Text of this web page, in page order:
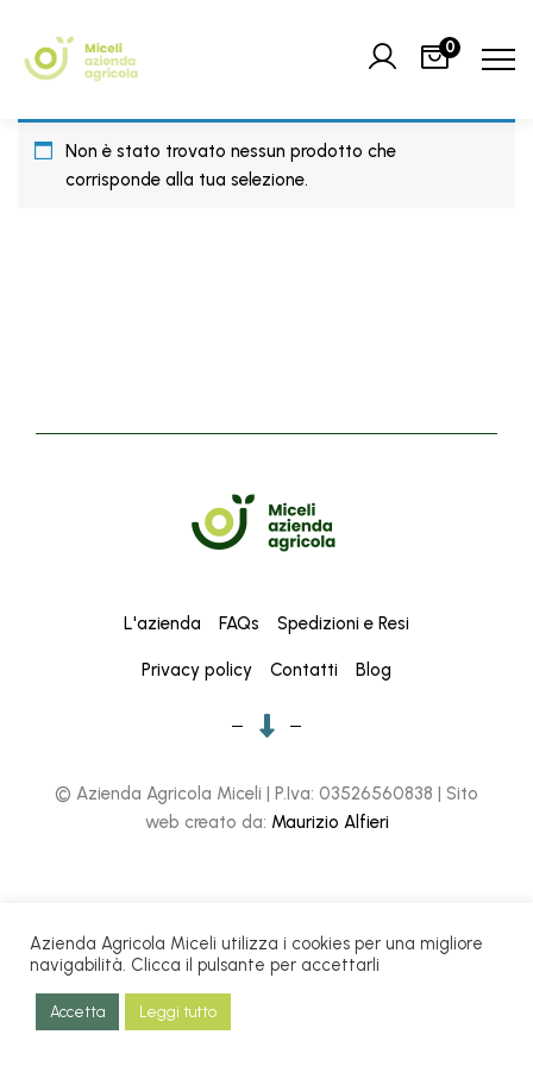
0
Non è stato trovato nessun prodotto che
corrisponde alla tua selezione.
L'azienda FAQs Spedizioni e Resi
Privacy policy Contatti Blog
© Azienda Agricola Miceli | P.Iva: 03526560838 | Sito
web creato da: Maurizio Alfieri
Azienda Agricola Miceli utilizza i cookies per una migliore
navigabilità. Clicca il pulsante per accettarli
Accetta Leggi tutto